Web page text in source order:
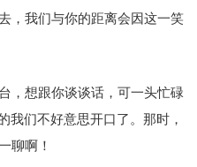
，我们与你的距离会因这一笑
，想跟你谈谈话，可一头忙碌
我们不好意思开口了。那时，
聊啊！